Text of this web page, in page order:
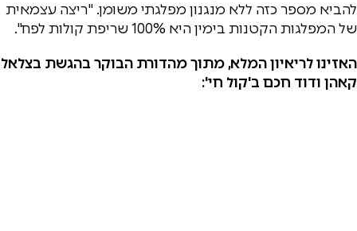
להביא מספר כזה ללא מנגנון מפלגתי משומן. "ריצה עצמאית
של המפלגות הקטנות בימין היא 100% שריפת קולות לפח".
האזינו לריאיון המלא, מתוך מהדורת הבוקר בהגשת בצלאל
קאהן ודוד חכם ב'קול חי':